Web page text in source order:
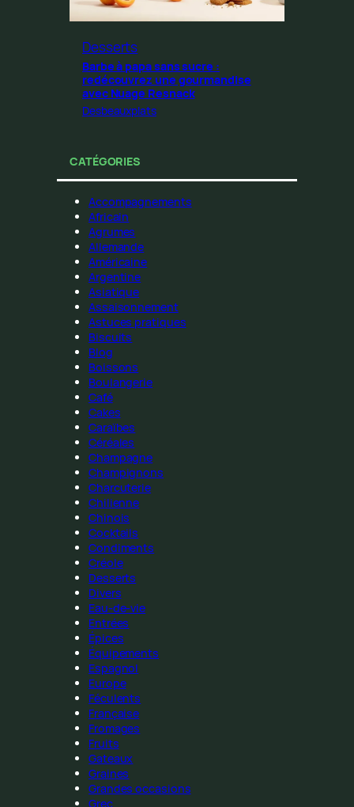
Desserts
Barbe à papa sans sucre :
redécouvrez une gourmandise
avec Nuage Resnack
Desbeauxplats
CATÉGORIES
Accompagnements
Africain
Agrumes
Allemande
Américaine
Argentine
Asiatique
Assaisonnement
Astuces pratiques
Biscuits
Blog
Boissons
Boulangerie
Café
Cakes
Caraïbes
Céréales
Champagne
Champignons
Charcuterie
Chilienne
Chinois
Cocktails
Condiments
Créole
Desserts
Divers
Eau-de-vie
Entrées
Épices
Équipements
Espagnol
Europe
Féculents
Française
Fromages
Fruits
Gateaux
Graines
Grandes occasions
Grec